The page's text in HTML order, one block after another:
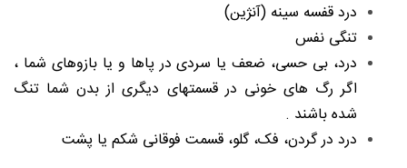
درد قفسه سینه (آنژین)
تنگی نفس
درد، بی حسی، ضعف یا سردی در پاها و یا بازوهای شما ،
اگر رگ های خونی در قسمتهای دیگری از بدن شما تنگ
شده باشند .
درد در گردن، فک، گلو، قسمت فوقانی شکم یا پشت